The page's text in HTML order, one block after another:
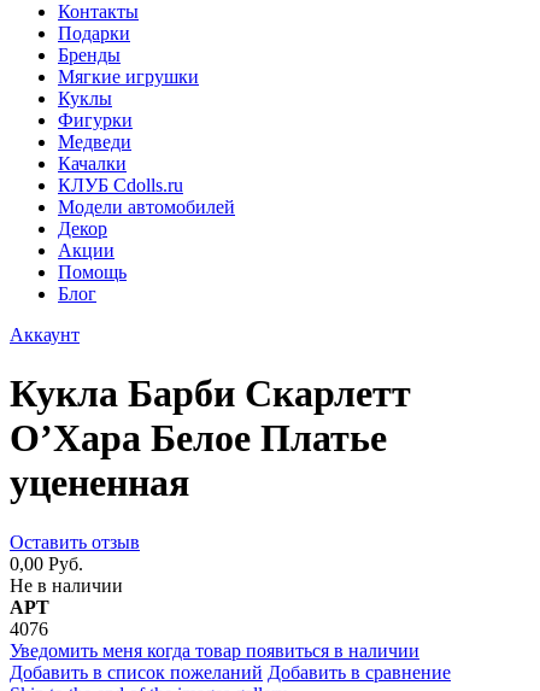
Контакты
Подарки
Бренды
Мягкие игрушки
Куклы
Фигурки
Медведи
Качалки
КЛУБ Cdolls.ru
Модели автомобилей
Декор
Акции
Помощь
Блог
Аккаунт
Кукла Барби Скарлетт
О’Хара Белое Платье
уцененная
Оставить отзыв
0,00 Руб.
Не в наличии
АРТ
4076
Уведомить меня когда товар появиться в наличии
Добавить в список пожеланий Добавить в сравнение